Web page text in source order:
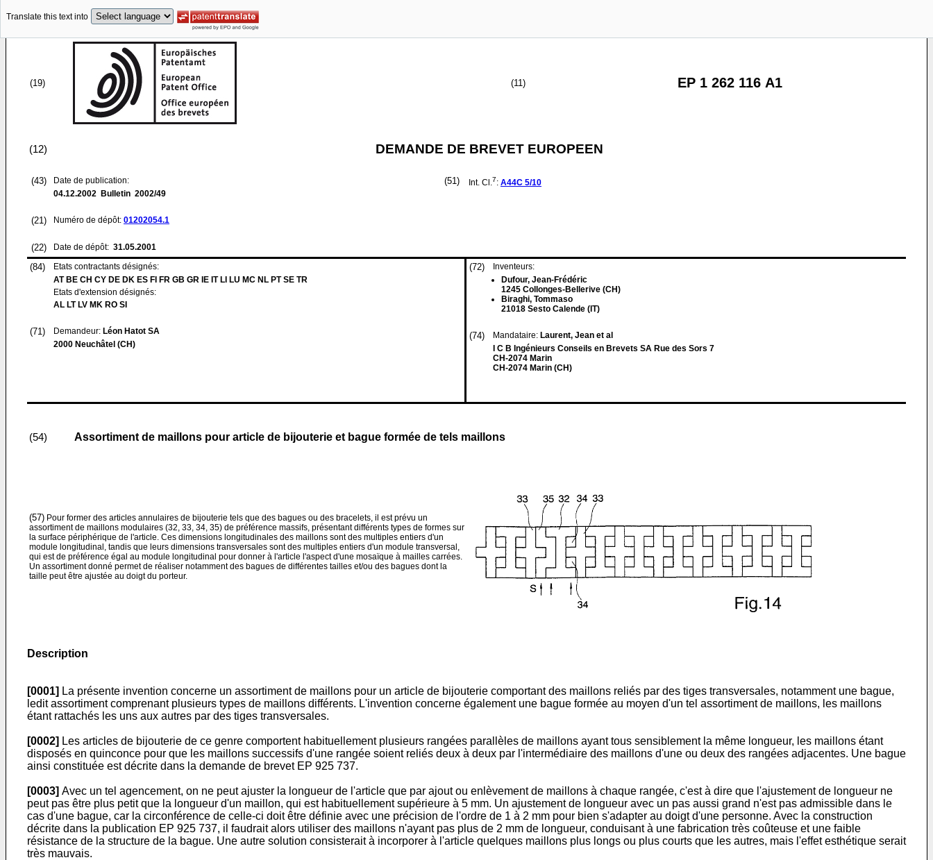
Translate this text into
(19) (11) EP 1 262 116 A1
(12) DEMANDE DE BREVET EUROPEEN
(43)
Date de publication:
04.12.2002 Bulletin 2002/49
(21) Numéro de dépôt: 01202054.1
(22) Date de dépôt: 31.05.2001
(51) Int. Cl.7: A44C 5/10
(84)
Etats contractants désignés:
AT BE CH CY DE DK ES FI FR GB GR IE IT LI LU MC NL PT SE TR
Etats d'extension désignés:
AL LT LV MK RO SI
(71) Demandeur: Léon Hatot SA
2000 Neuchâtel (CH)
(72)
Inventeurs:
Dufour, Jean-Frédéric
1245 Collonges-Bellerive (CH)
Biraghi, Tommaso
21018 Sesto Calende (IT)
(74) Mandataire: Laurent, Jean et al
I C B Ingénieurs Conseils en Brevets SA Rue des Sors 7
CH-2074 Marin
CH-2074 Marin (CH)
(54) Assortiment de maillons pour article de bijouterie et bague formée de tels maillons
(57) Pour former des articles annulaires de bijouterie tels que des bagues ou des bracelets, il est prévu un
assortiment de maillons modulaires (32, 33, 34, 35) de préférence massifs, présentant différents types de formes sur
la surface périphérique de l'article. Ces dimensions longitudinales des maillons sont des multiples entiers d'un
module longitudinal, tandis que leurs dimensions transversales sont des multiples entiers d'un module transversal,
qui est de préférence égal au module longitudinal pour donner à l'article l'aspect d'une mosaïque à mailles carrées.
Un assortiment donné permet de réaliser notamment des bagues de différentes tailles et/ou des bagues dont la
taille peut être ajustée au doigt du porteur.
Description
[0001] La présente invention concerne un assortiment de maillons pour un article de bijouterie comportant des maillons reliés par des tiges transversales, notamment une bague,
ledit assortiment comprenant plusieurs types de maillons différents. L'invention concerne également une bague formée au moyen d'un tel assortiment de maillons, les maillons
étant rattachés les uns aux autres par des tiges transversales.
[0002] Les articles de bijouterie de ce genre comportent habituellement plusieurs rangées parallèles de maillons ayant tous sensiblement la même longueur, les maillons étant
disposés en quinconce pour que les maillons successifs d'une rangée soient reliés deux à deux par l'intermédiaire des maillons d'une ou deux des rangées adjacentes. Une bague
ainsi constituée est décrite dans la demande de brevet EP 925 737.
[0003] Avec un tel agencement, on ne peut ajuster la longueur de l'article que par ajout ou enlèvement de maillons à chaque rangée, c'est à dire que l'ajustement de longueur ne
peut pas être plus petit que la longueur d'un maillon, qui est habituellement supérieure à 5 mm. Un ajustement de longueur avec un pas aussi grand n'est pas admissible dans le
cas d'une bague, car la circonférence de celle-ci doit être définie avec une précision de l'ordre de 1 à 2 mm pour bien s'adapter au doigt d'une personne. Avec la construction
décrite dans la publication EP 925 737, il faudrait alors utiliser des maillons n'ayant pas plus de 2 mm de longueur, conduisant à une fabrication très coûteuse et une faible
résistance de la structure de la bague. Une autre solution consisterait à incorporer à l'article quelques maillons plus longs ou plus courts que les autres, mais l'effet esthétique serait
très mauvais.